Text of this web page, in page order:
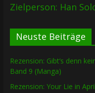
Zielperson: Han
Neuste Beiträge
Rezension: Gibt’s denn
Band 9 (Manga)
Rezension: Your Lie in